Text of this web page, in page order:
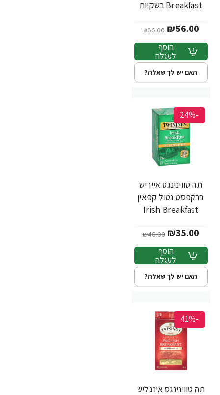
Breakfast בשקיות
Twinings
₪56.00
₪86.00
הוסף
לעגלה
האם יש לך שאלה?
-24%
תה טווינינגס אייריש
ברקפסט נטול קפאין
Irish Breakfast
מבית Twinings
₪35.00
₪46.00
הוסף
לעגלה
האם יש לך שאלה?
-41%
תה טווינינגס אינגליש